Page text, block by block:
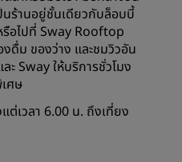
นร้านอยู่ชั้นเดียวกับล็อบบี้
รือไปที่ Sway Rooftop
ดื่ม ของว่าง และชมวิวอัน
Sway ให้บริการชั่วโมง
ศษ
ต่เวลา 6.00 น. ถึงเที่ยง